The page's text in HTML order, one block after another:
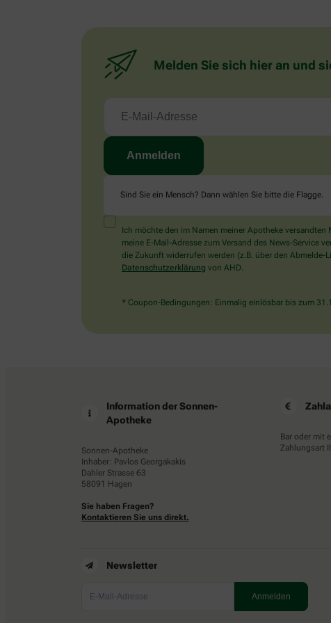
Melden Sie sich hier an und
Sind Sie ein Mensch? Dann wählen Sie bitte die Flagge.
Ich möchte den im Namen meiner Apotheke
meine E-Mail-Adresse zum Versand des News-Service
die Zukunft widerrufen werden (z.B. über den
Datenschutzerklärung von AHD.
* Coupon-Bedingungen: Einmalig einlösbar bis zum
Information der Sonnen-
Apotheke
Sonnen-Apotheke
Inhaber: Pavlos Georgakakis
Dahler Strasse 63
58091 Hagen
Sie haben Fragen?
Kontaktieren Sie uns direkt.
Bar oder mit
Zahlungsart
Newsletter